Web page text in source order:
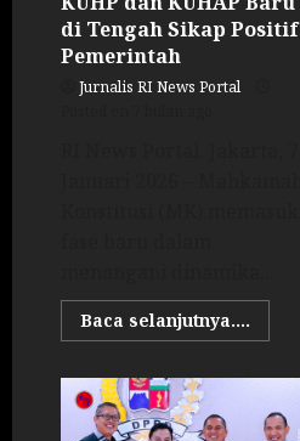
di Tengah Sikap Positif
Pemerintah
Jurnalis RI News Portal
Baca selanjutnya....